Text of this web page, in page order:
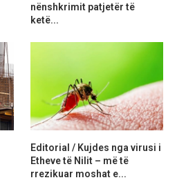
nënshkrimit patjetër të
ketë...
Editorial / Kujdes nga virusi i
Etheve të Nilit – më të
rrezikuar moshat e...